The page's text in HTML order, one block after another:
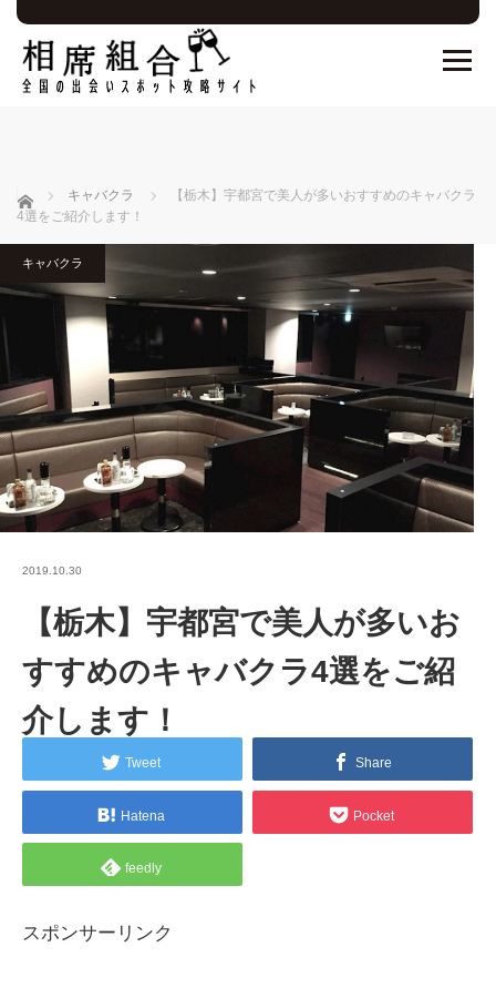
ホーム キャバクラ
【栃木】宇都宮で美人が多いおすすめのキャバクラ
4選をご紹介します！
キャバクラ
2019.10.30
【栃木】宇都宮で美人が多いお
すすめのキャバクラ4選をご紹
介します！
Tweet Share
Hatena Pocket
feedly
スポンサーリンク